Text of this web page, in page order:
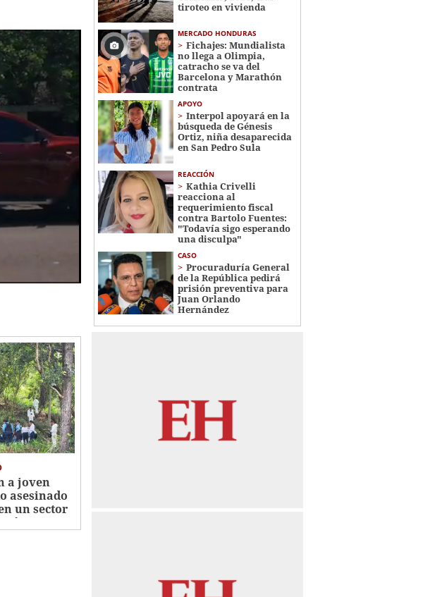
a joven
asesinado
un sector
tiroteo en vivienda
MERCADO HONDURAS
Fichajes: Mundialista
no llega a Olimpia,
catracho se va del
Barcelona y Marathón
contrata
APOYO
Interpol apoyará en la
búsqueda de Génesis
Ortiz, niña desaparecida
en San Pedro Sula
REACCIÓN
Kathia Crivelli
reacciona al
requerimiento fiscal
contra Bartolo Fuentes:
"Todavía sigo esperando
una disculpa"
CASO
Procuraduría General
de la República pedirá
prisión preventiva para
Juan Orlando
Hernández